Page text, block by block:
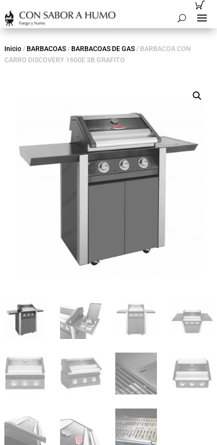
Inicio/ BARBACOAS/ BARBACOAS DE GAS/ BARBACOA CON
CARRO DISCOVERY 1600E 3B GRAFITO